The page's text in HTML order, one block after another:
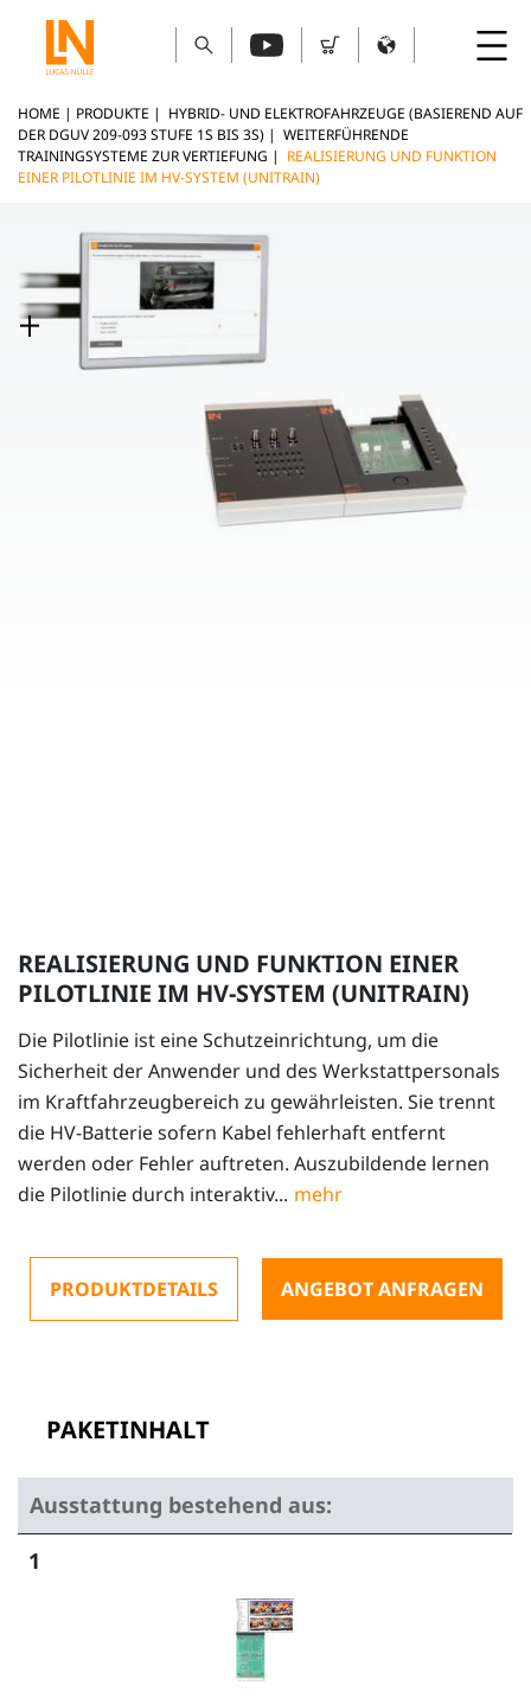
HOME | PRODUKTE | HYBRID- UND ELEKTROFAHRZEUGE (BASIEREND AUF
DER DGUV 209-093 STUFE 1S BIS 3S) | WEITERFÜHRENDE
TRAININGSYSTEME ZUR VERTIEFUNG | REALISIERUNG UND FUNKTION
EINER PILOTLINIE IM HV-SYSTEM (UNITRAIN)
REALISIERUNG UND FUNKTION EINER
PILOTLINIE IM HV-SYSTEM (UNITRAIN)
Die Pilotlinie ist eine Schutzeinrichtung, um die
Sicherheit der Anwender und des Werkstattpersonals
im Kraftfahrzeugbereich zu gewährleisten. Sie trennt
die HV-Batterie sofern Kabel fehlerhaft entfernt
werden oder Fehler auftreten. Auszubildende lernen
die Pilotlinie durch interaktiv...
PRODUKTDETAILS ANGEBOT ANFRAGEN
PAKETINHALT
Ausstattung bestehend aus:
1